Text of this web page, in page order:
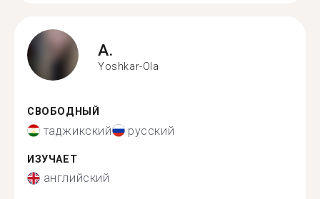
A.
Yoshkar-Ola
СВОБОДНЫЙ
таджикский русский
ИЗУЧАЕТ
английский